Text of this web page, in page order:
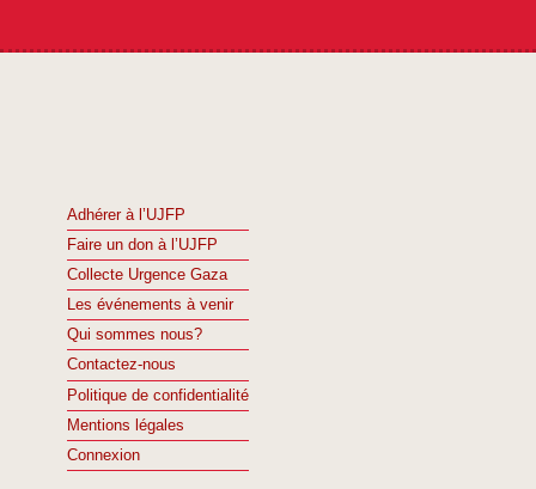
Adhérer à l’UJFP
Faire un don à l’UJFP
Collecte Urgence Gaza
Les événements à venir
Qui sommes nous?
Contactez-nous
Politique de confidentialité
Mentions légales
Connexion